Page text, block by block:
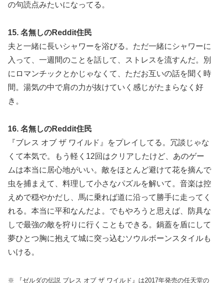
の句読点みたいになってる。
15. 名無しのReddit住民
夫と一緒に長いシャワーを浴びる。ただ一緒にシャワーに
入って、一週間のことを話して、ストレスを流すんだ。別
にロマンチックとかじゃなくて、ただお互いの話を聞く時
間。湯気の中で肩の力が抜けていく感じがたまらなく好
き。
16. 名無しのReddit住民
『ブレス オブ ザ ワイルド』をプレイしてる。冗談じゃな
くて本気で。もう軽く12回はクリアしたけど、あのゲー
ムは本当に居心地がいい。敵をほとんど避けて花を摘んで
虫を捕まえて、料理して小さなパズルを解いて。音楽は控
えめで穏やかだし、馬に乗れば道に沿って勝手に走ってく
れる。本当に平和なんだよ。でもやろうと思えば、防具な
しで最強の敵を狩りに行くこともできる。鍋蓋を盾にして
夢ひとつ胸に抱えて城に突っ込むソウルボーンスタイルも
いける。
※ 『ゼルダの伝説 ブレス オブ ザ ワイルド』は2017年発売の任天堂の